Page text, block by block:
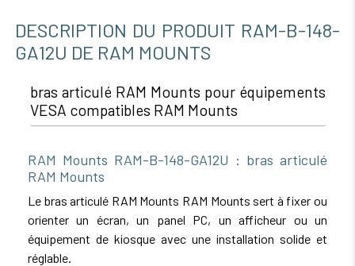
DESCRIPTION DU PRODUIT RAM-B-148-
GA12U DE RAM MOUNTS
bras articulé RAM Mounts pour équipements
VESA compatibles RAM Mounts
RAM Mounts RAM-B-148-GA12U : bras articulé
RAM Mounts
Le bras articulé RAM Mounts RAM Mounts sert à fixer ou
orienter un écran, un panel PC, un afficheur ou un
équipement de kiosque avec une installation solide et
réglable.